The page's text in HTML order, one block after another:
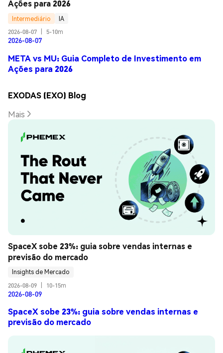
Ações para 2026
Intermediário
IA
2026-08-07
5-10m
2026-08-07
META vs MU: Guia Completo de Investimento em
Ações para 2026
EXODAS (EXO) Blog
Mais
SpaceX sobe 23%: guia sobre vendas internas e
previsão do mercado
Insights de Mercado
2026-08-09
10-15m
2026-08-09
SpaceX sobe 23%: guia sobre vendas internas e
previsão do mercado